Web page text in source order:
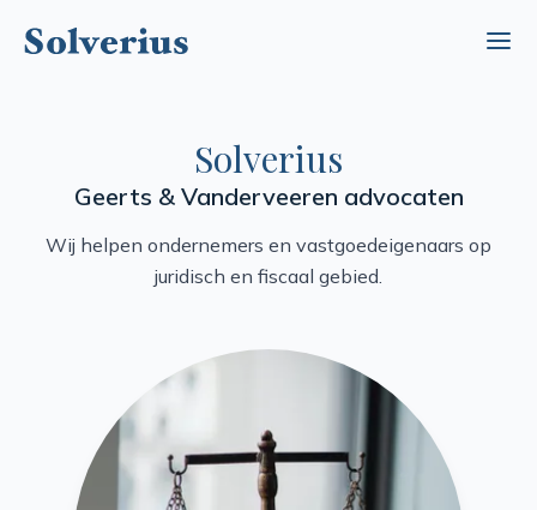
Solverius
Geerts & Vanderveeren advocaten
Wij helpen ondernemers en vastgoedeigenaars op
juridisch en fiscaal gebied.